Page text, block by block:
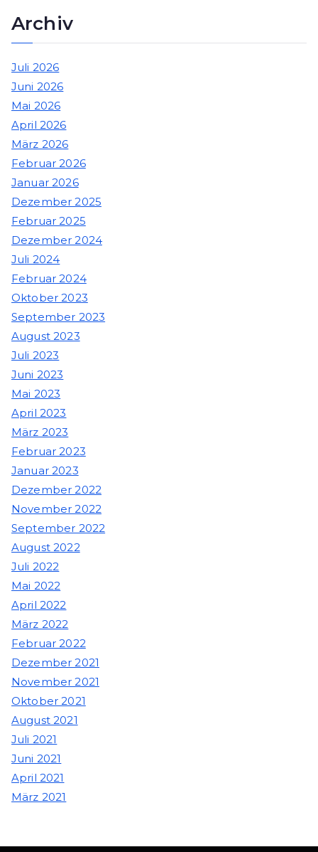
Archiv
Juli 2026
Juni 2026
Mai 2026
April 2026
März 2026
Februar 2026
Januar 2026
Dezember 2025
Februar 2025
Dezember 2024
Juli 2024
Februar 2024
Oktober 2023
September 2023
August 2023
Juli 2023
Juni 2023
Mai 2023
April 2023
März 2023
Februar 2023
Januar 2023
Dezember 2022
November 2022
September 2022
August 2022
Juli 2022
Mai 2022
April 2022
März 2022
Februar 2022
Dezember 2021
November 2021
Oktober 2021
August 2021
Juli 2021
Juni 2021
April 2021
März 2021